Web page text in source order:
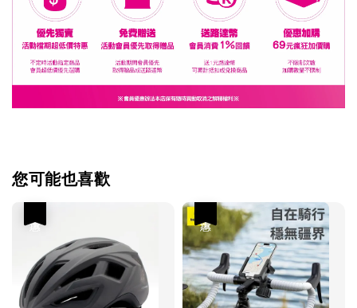
您可能也喜歡